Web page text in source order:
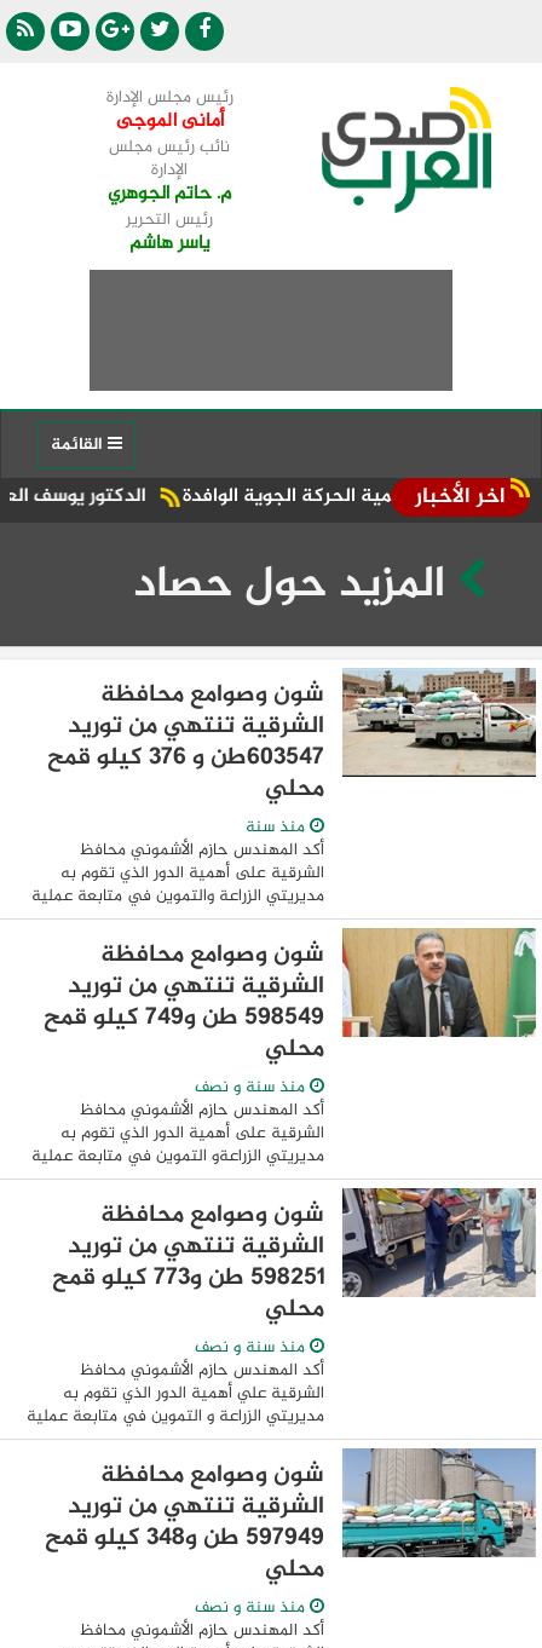
رئيس مجلس الإدارة
أمانى الموجى
نائب رئيس مجلس
الإدارة
م. حاتم الجوهري
رئيس التحرير
ياسر هاشم
اخر الأخبار الدكتور يوسف العميري:دموع الحركة الجوية الوافدة
المزيد حول حصاد
شون وصوامع محافظة
الشرقية تنتهي من توريد
٦٠٣٥٤٧طن و ٣٧٦ كيلو قمح
محلي
منذ سنة
أكد المهندس حازم الأشموني محافظ
الشرقية على أهمية الدور الذي تقوم به
مديريتي الزراعة والتموين في متابعة عملية
حصاد وتوريد محصول القمح مع المزارعين
على مستوى المحافظة ومساعدتهم في
سرعة تسليمه ...
شون وصوامع محافظة
الشرقية تنتهي من توريد
٥٩٨٥٤٩ طن و٧٤٩ كيلو قمح
محلي
منذ سنة و نصف
أكد المهندس حازم الأشموني محافظ
الشرقية على أهمية الدور الذي تقوم به
مديريتي الزراعةو التموين في متابعة عملية
حصاد وتوريد محصول القمح مع المزارعين
على مستوى المحافظة ومساعدتهم في
سرعة تسليمه ...
شون وصوامع محافظة
الشرقية تنتهي من توريد
٥٩٨٢٥١ طن و٧٧٣ كيلو قمح
محلي
منذ سنة و نصف
أكد المهندس حازم الأشموني محافظ
الشرقية علي أهمية الدور الذي تقوم به
مديريتي الزراعة و التموين في متابعة عملية
حصاد وتوريد محصول القمح مع المزارعين
علي مستوي المحافظة ومساعدتهم في
سرعة تسليمه لصوامع ...
شون وصوامع محافظة
الشرقية تنتهي من توريد
٥٩٧٩٤٩ طن و٣٤٨ كيلو قمح
محلي
منذ سنة و نصف
أكد المهندس حازم الأشموني محافظ